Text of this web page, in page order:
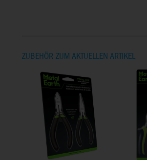
ZUBEHÖR ZUM AKTUELLEN ARTIKEL